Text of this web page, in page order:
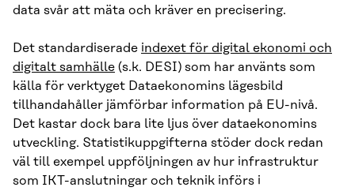
data svår att mäta och kräver en precisering.
Det standardiserade indexet för digital ekonomi och
digitalt samhälle (s.k. DESI) som har använts som
källa för verktyget Dataekonomins lägesbild
tillhandahåller jämförbar information på EU-nivå.
Det kastar dock bara lite ljus över dataekonomins
utveckling. Statistikuppgifterna stöder dock redan
väl till exempel uppföljningen av hur infrastruktur
som IKT-anslutningar och teknik införs i